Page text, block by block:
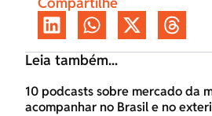
Leia também...
10 podcasts sobre mercado da
acompanhar no Brasil e no